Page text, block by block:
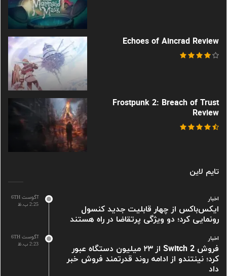
Echoes of Aincrad Review
Frostpunk 2: Breach of Trust
Review
تایم لاین
آگوست 6TH
2:25 ب.ظ
اخبار
ایکس‌باکس از چهار قابلیت جدید کنسول
رونمایی کرد؛ دو ویژگی پرتقاضا در راه هستند
آگوست 6TH
2:23 ب.ظ
اخبار
فروش Switch 2 از ۲۳ میلیون دستگاه عبور
کرد؛ نینتندو از ادامه روند قدرتمند فروش خبر
داد